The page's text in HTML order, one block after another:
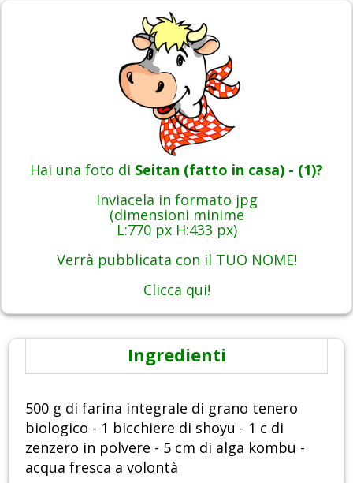
Hai una foto di Seitan (fatto in casa) - (1)?
Inviacela in formato jpg
(dimensioni minime
L:770 px H:433 px)
Verrà pubblicata con il TUO NOME!
Clicca qui!
Ingredienti
500 g di farina integrale di grano tenero
biologico - 1 bicchiere di shoyu - 1 c di
zenzero in polvere - 5 cm di alga kombu -
acqua fresca a volontà